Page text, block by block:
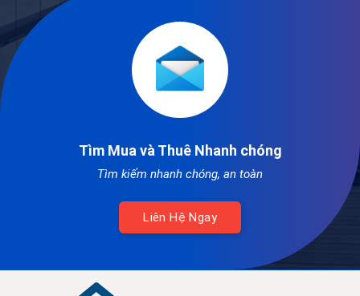
Tìm Mua và Thuê Nhanh chóng
Tìm kiếm nhanh chóng, an toàn
Liên Hệ Ngay